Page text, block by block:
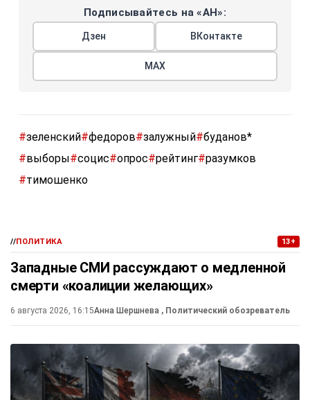
Подписывайтесь на «АН»:
Дзен ВКонтакте
МАХ
#зеленский#федоров#залужный#буданов*
#выборы#социс#опрос#рейтинг#разумков
#тимошенко
//ПОЛИТИКА 13+
Западные СМИ рассуждают о медленной
смерти «коалиции желающих»
6 августа 2026, 16:15Анна Шершнева , Политический обозреватель